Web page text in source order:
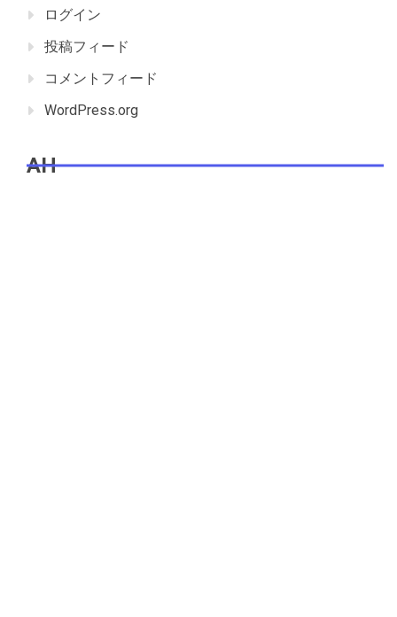
ログイン
投稿フィード
コメントフィード
WordPress.org
AH